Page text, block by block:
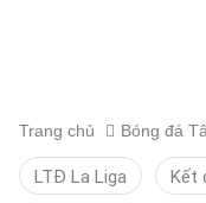
Trang chủ Bóng đá
LTĐ La Liga Kết